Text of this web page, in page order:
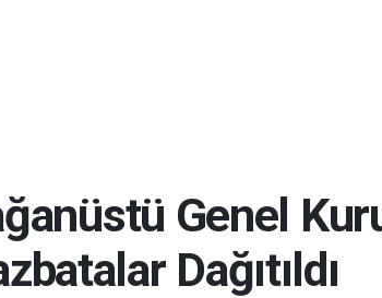
Genel
Dağıtıldı